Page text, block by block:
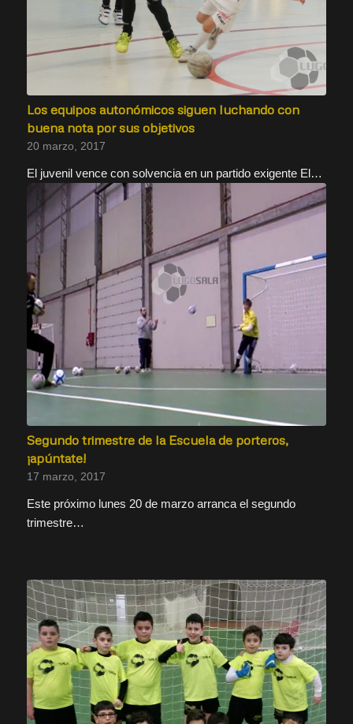
Los equipos autonómicos siguen luchando con
buena nota por sus objetivos
20 marzo, 2017
El juvenil vence con solvencia en un partido exigente El…
Segundo trimestre de la Escuela de porteros,
¡apúntate!
17 marzo, 2017
Este próximo lunes 20 de marzo arranca el segundo
trimestre…